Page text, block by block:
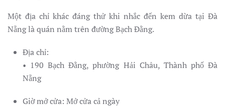
Một địa chỉ khác đáng thử khi nhắc đến kem dừa tại Đà
Nẵng là quán nằm trên đường Bạch Đằng.
Địa chỉ:
• 190 Bạch Đằng, phường Hải Châu, Thành phố Đà
Nẵng
Giờ mở cửa: Mở cửa cả ngày